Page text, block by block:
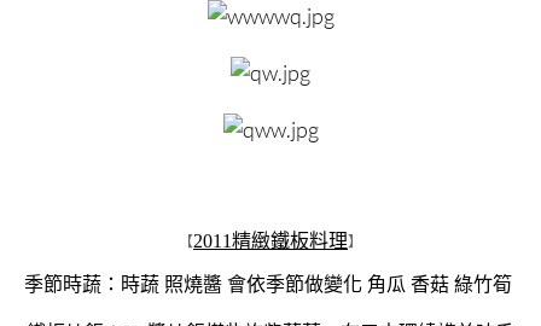
【2011精緻鐵板料理】
季節時蔬：時蔬 照燒醬 會依季節做變化 角瓜 香菇 綠竹筍